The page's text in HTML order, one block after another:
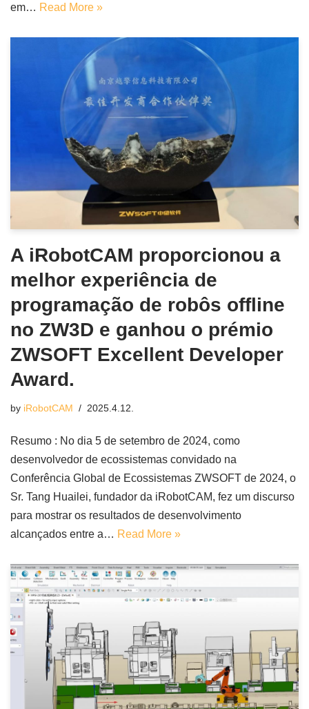
em… Read More »
A iRobotCAM proporcionou a
melhor experiência de
programação de robôs offline
no ZW3D e ganhou o prémio
ZWSOFT Excellent Developer
Award.
by iRobotCAM 2025.4.12.
Resumo : No dia 5 de setembro de 2024, como
desenvolvedor de ecossistemas convidado na
Conferência Global de Ecossistemas ZWSOFT de 2024, o
Sr. Tang Huailei, fundador da iRobotCAM, fez um discurso
para mostrar os resultados de desenvolvimento
alcançados entre a… Read More »